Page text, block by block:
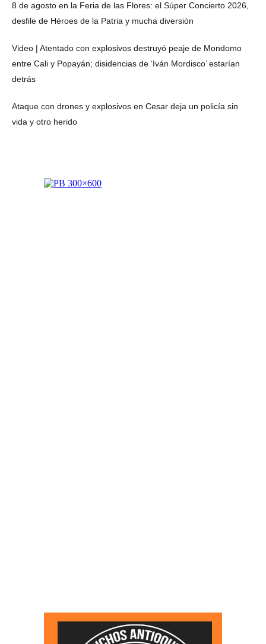
8 de agosto en la Feria de las Flores: el Súper Concierto 2026,
desfile de Héroes de la Patria y mucha diversión
Video | Atentado con explosivos destruyó peaje de Mondomo
entre Cali y Popayán; disidencias de ‘Iván Mordisco’ estarían
detrás
Ataque con drones y explosivos en Cesar deja un policía sin
vida y otro herido